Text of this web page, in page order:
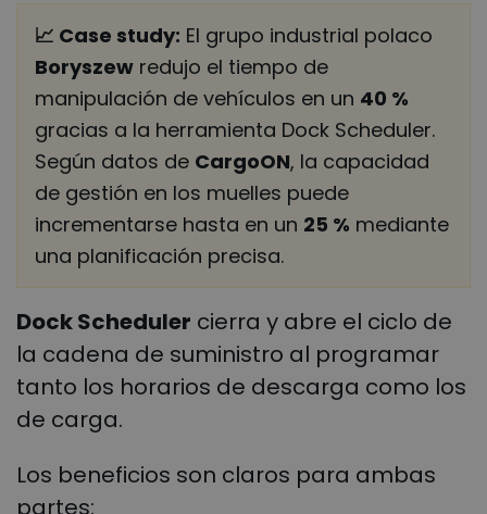
📈 Case study: El grupo industrial polaco
Boryszew redujo el tiempo de
manipulación de vehículos en un 40 %
gracias a la herramienta Dock Scheduler.
Según datos de CargoON, la capacidad
de gestión en los muelles puede
incrementarse hasta en un 25 % mediante
una planificación precisa.
Dock Scheduler cierra y abre el ciclo de
la cadena de suministro al programar
tanto los horarios de descarga como los
de carga.
Los beneficios son claros para ambas
partes: